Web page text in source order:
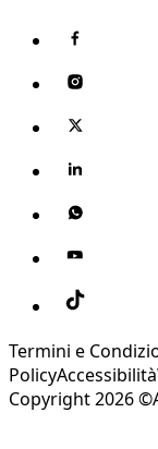
Termini e
PolicyAccessibilità
Copyright 2026